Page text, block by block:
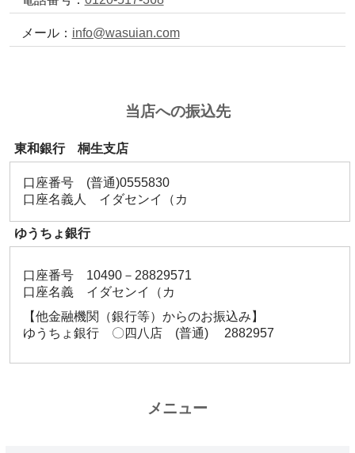
メール： info@wasuian.com
当店への振込先
東和銀行 桐生支店
口座番号 (普通)0555830
口座名義人 イダセンイ（カ
ゆうちょ銀行
口座番号 10490－28829571
口座名義 イダセンイ（カ
【他金融機関（銀行等）からのお振込み】
ゆうちょ銀行 〇四八店 (普通) 2882957
メニュー